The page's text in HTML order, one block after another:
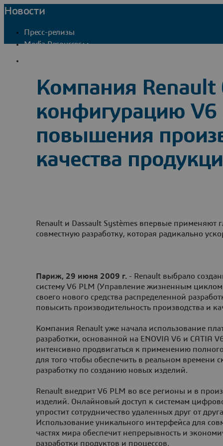
Новости
Пресс-релизы
Media Resources
Компания
конфигурацию V6
повышения
качества
Renault и Dassault Systèmes впервые применяют
совместную разработку, которая радикально
Париж, 29 июня 2009 г. - Renault выбрало
систему V6 PLM (Управление жизненным циклом
своего нового средства распределенной
повысить производительность производства и
Компания Renault уже начала использование
разработки, основанной на ENOVIA V6 и CATIA
интенсивно продвигаться к применению
для того чтобы обеспечить в реальном времени
разработку по созданию новых изделий.
Renault внедрит V6 PLM во все регионы и в
изделий. Онлайновый доступ к системам
упростит сотрудничество удаленных друг от
Использование уникального интерфейса для
частях мира обеспечит непрерывность и
разработки продуктов и процессов.